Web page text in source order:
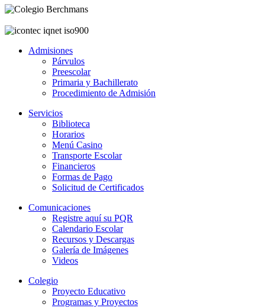
Admisiones
Párvulos
Preescolar
Primaria y Bachillerato
Procedimiento de Admisión
Servicios
Biblioteca
Horarios
Menú Casino
Transporte Escolar
Financieros
Formas de Pago
Solicitud de Certificados
Comunicaciones
Registre aquí su PQR
Calendario Escolar
Recursos y Descargas
Galería de Imágenes
Videos
Colegio
Proyecto Educativo
Programas y Proyectos